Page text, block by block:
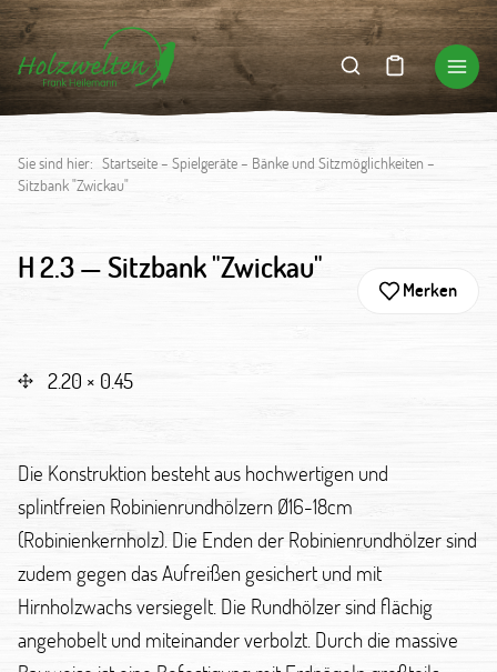
Sie sind hier: Startseite– Spielgeräte– Bänke und Sitzmöglichkeiten –
Sitzbank "Zwickau"
H 2.3 —Sitzbank "Zwickau"
Merken
2.20 × 0.45
Die Konstruktion besteht aus hochwertigen und
splintfreien Robinienrundhölzern Ø16-18cm
(Robinienkernholz). Die Enden der Robinienrundhölzer sind
zudem gegen das Aufreißen gesichert und mit
Hirnholzwachs versiegelt. Die Rundhölzer sind flächig
angehobelt und miteinander verbolzt. Durch die massive